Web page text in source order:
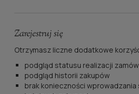
Zarejestruj się
Otrzymasz liczne dodatkowe
podgląd statusu realizacji
podgląd historii zakupów
brak konieczności wprowadzania